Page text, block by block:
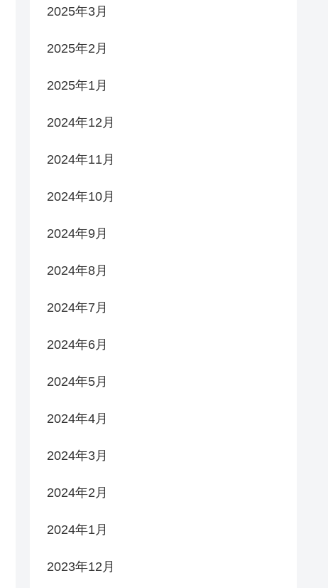
2025年3月
2025年2月
2025年1月
2024年12月
2024年11月
2024年10月
2024年9月
2024年8月
2024年7月
2024年6月
2024年5月
2024年4月
2024年3月
2024年2月
2024年1月
2023年12月